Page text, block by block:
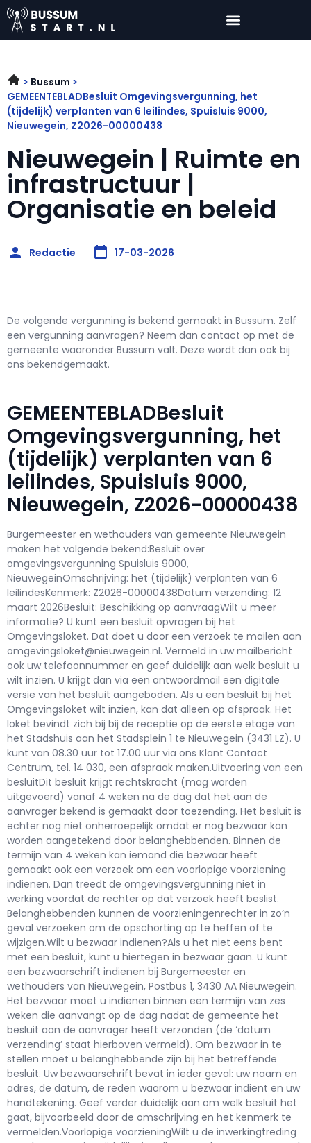
Bussum
GEMEENTEBLADBesluit Omgevingsvergunning, het
(tijdelijk) verplanten van 6 leilindes, Spuisluis 9000,
Nieuwegein, Z2026-00000438
Nieuwegein | Ruimte en
infrastructuur |
Organisatie en beleid
Redactie 17-03-2026
De volgende vergunning is bekend gemaakt in Bussum. Zelf
een vergunning aanvragen? Neem dan contact op met de
gemeente waaronder Bussum valt. Deze wordt dan ook bij
ons bekendgemaakt.
GEMEENTEBLADBesluit
Omgevingsvergunning, het
(tijdelijk) verplanten van 6
leilindes, Spuisluis 9000,
Nieuwegein, Z2026-00000438
Burgemeester en wethouders van gemeente Nieuwegein
maken het volgende bekend:Besluit over
omgevingsvergunning Spuisluis 9000,
NieuwegeinOmschrijving: het (tijdelijk) verplanten van 6
leilindesKenmerk: Z2026-00000438Datum verzending: 12
maart 2026Besluit: Beschikking op aanvraagWilt u meer
informatie? U kunt een besluit opvragen bij het
Omgevingsloket. Dat doet u door een verzoek te mailen aan
omgevingsloket@nieuwegein.nl. Vermeld in uw mailbericht
ook uw telefoonnummer en geef duidelijk aan welk besluit u
wilt inzien. U krijgt dan via een antwoordmail een digitale
versie van het besluit aangeboden. Als u een besluit bij het
Omgevingsloket wilt inzien, kan dat alleen op afspraak. Het
loket bevindt zich bij bij de receptie op de eerste etage van
het Stadshuis aan het Stadsplein 1 te Nieuwegein (3431 LZ). U
kunt van 08.30 uur tot 17.00 uur via ons Klant Contact
Centrum, tel. 14 030, een afspraak maken.Uitvoering van een
besluitDit besluit krijgt rechtskracht (mag worden
uitgevoerd) vanaf 4 weken na de dag dat het aan de
aanvrager bekend is gemaakt door toezending. Het besluit is
echter nog niet onherroepelijk omdat er nog bezwaar kan
worden aangetekend door belanghebbenden. Binnen de
termijn van 4 weken kan iemand die bezwaar heeft
gemaakt ook een verzoek om een voorlopige voorziening
indienen. Dan treedt de omgevingsvergunning niet in
werking voordat de rechter op dat verzoek heeft beslist.
Belanghebbenden kunnen de voorzieningenrechter in zo’n
geval verzoeken om de opschorting op te heffen of te
wijzigen.Wilt u bezwaar indienen?Als u het niet eens bent
met een besluit, kunt u hiertegen in bezwaar gaan. U kunt
een bezwaarschrift indienen bij Burgemeester en
wethouders van Nieuwegein, Postbus 1, 3430 AA Nieuwegein.
Het bezwaar moet u indienen binnen een termijn van zes
weken die aanvangt op de dag nadat de gemeente het
besluit aan de aanvrager heeft verzonden (de ‘datum
verzending’ staat hierboven vermeld). Om bezwaar in te
stellen moet u belanghebbende zijn bij het betreffende
besluit. Uw bezwaarschrift bevat in ieder geval: uw naam en
adres, de datum, de reden waarom u bezwaar indient en uw
handtekening. Geef verder duidelijk aan om welk besluit het
gaat, bijvoorbeeld door de omschrijving en het kenmerk te
vermelden.Voorlopige voorzieningWilt u de inwerkingtreding